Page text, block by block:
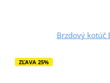
Brzdový kotúč
ZĽAVA 25%